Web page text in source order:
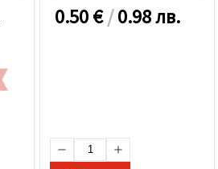
0.50€/0.98 лв.